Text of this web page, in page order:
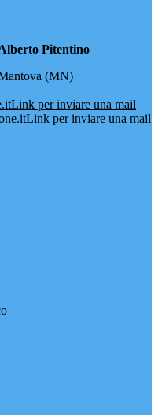
Pitentino
(MN)
Link per inviare una mail
Link per inviare una mail